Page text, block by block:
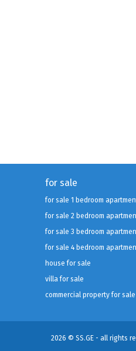
for sale
for sale 1 bedroom
for sale 2 bedroom
for sale 3 bedroom
for sale 4 bedroom
house for sale
villa for sale
commercial property for sale
2026 © SS.GE - all rights